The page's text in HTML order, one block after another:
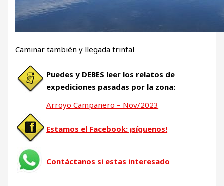
Caminar también y llegada trinfal
Puedes y DEBES leer los relatos de
expediciones pasadas por la zona:
Arroyo Campanero – Nov/2023
Estamos el Facebook: ¡síguenos!
Contáctanos si estas interesado